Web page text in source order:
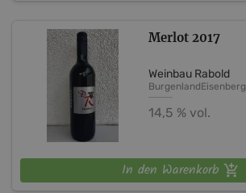
Merlot 2017
Weinbau Rabold
BurgenlandEisenberg
14,5 % vol.
In den Warenkorb